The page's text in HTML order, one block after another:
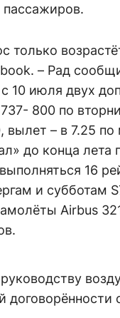
только
– Рад
10 июля двух
800 по
вылет – в 7.25
до конца
16
и субботам
Аirbus
договорённости